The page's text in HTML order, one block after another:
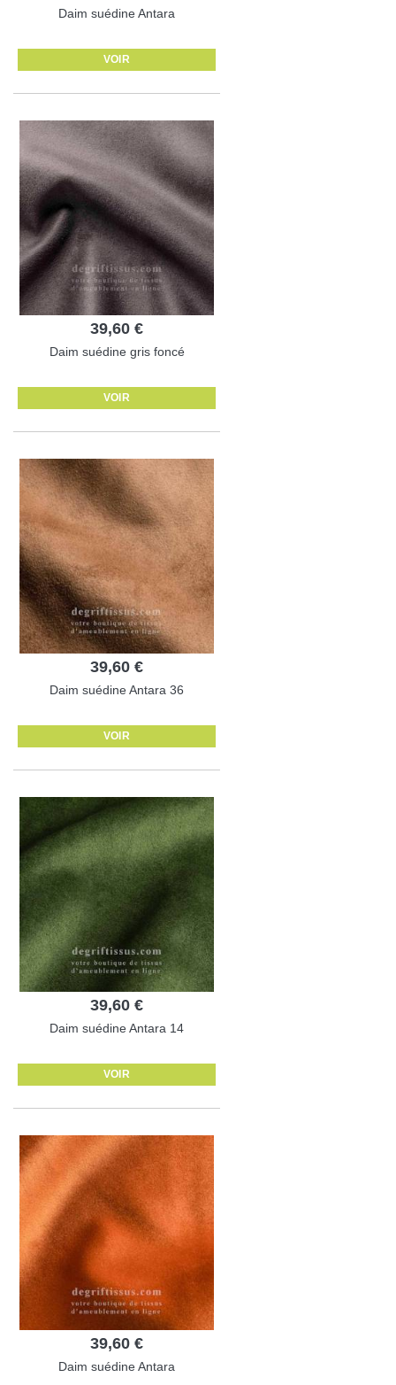
Daim suédine Antara
VOIR
39,60 €
Daim suédine gris foncé
VOIR
39,60 €
Daim suédine Antara 36
VOIR
39,60 €
Daim suédine Antara 14
VOIR
39,60 €
Daim suédine Antara